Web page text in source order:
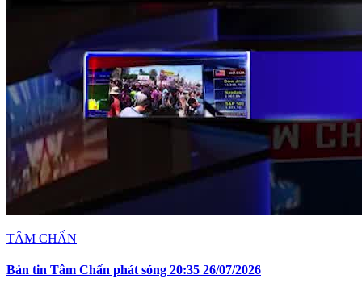
TÂM CHẤN
Bản tin Tâm Chấn phát sóng 20:35 26/07/2026